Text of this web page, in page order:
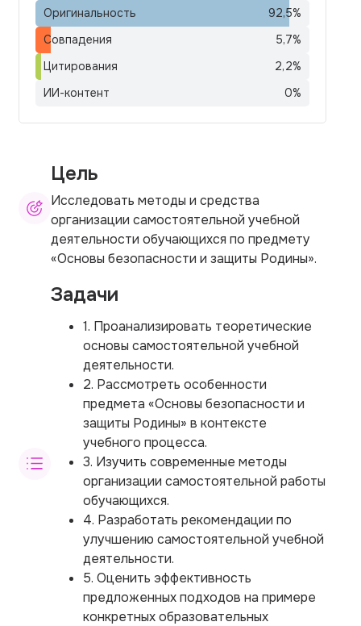
Оригинальность 92,5%
Совпадения
5,7%
Цитирования
2,2%
ИИ-контент
0%
Цель
Исследовать методы и средства
организации самостоятельной учебной
деятельности обучающихся по предмету
«Основы безопасности и защиты Родины».
Задачи
1. Проанализировать теоретические
основы самостоятельной учебной
деятельности.
2. Рассмотреть особенности
предмета «Основы безопасности и
защиты Родины» в контексте
учебного процесса.
3. Изучить современные методы
организации самостоятельной работы
обучающихся.
4. Разработать рекомендации по
улучшению самостоятельной учебной
деятельности.
5. Оценить эффективность
предложенных подходов на примере
конкретных образовательных